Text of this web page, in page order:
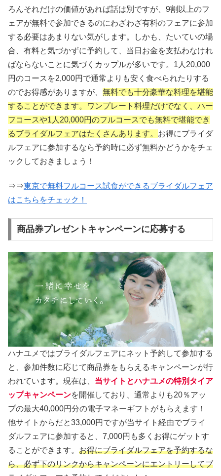
ろんそれだけの価値があれば話は別ですが、9割以上のフ
ェアが無料で参加できるのにわざわざ有料のフェアに参加
する必要はあまりない気がします。しかも、たいていの場
合、有料と気づかずに予約して、当日お金を支払わなけれ
ばならないことに気づくカップルが多いです。1人20,000
円のコースを2,000円で通常よりも安く食べられたりする
のでお得感がありますが、 無料でも十分豪華な料理を堪能
することができます。ワンプレート料理だけでなく、ハー
フコースや1人20,000円のフルコースでも無料で堪能でき
るブライダルフェアはたくさんあります。 お得にブライダ
ルフェアに参加するなら予約時に必ず無料かどうかをチェ
ックしておきましょう！
⇒⇒東京で無料フルコース試食ができるブライダルフェア
はこちらをチェック！
商品券プレゼントキャンペーンに応募する
ハナユメではブライダルフェアにネット予約して参加する
と、参加件数に応じて商品券をもらえるキャンペーンが行
われています。現在は、 当サイトとハナユメの特別タイア
ップキャンペーンを開催しており、通常よりも20％アッ
プの最大40,000円分の電子マネーギフトがもらえます！
他サイトからだと33,000円ですが当サイト経由でブライ
ダルフェアに参加すると、7,000円も多くお得にゲットす
ることができます。 お得にブライダルフェアを予約するな
ら、必ず下のリンクからキャンペーンにエントリーしてブ